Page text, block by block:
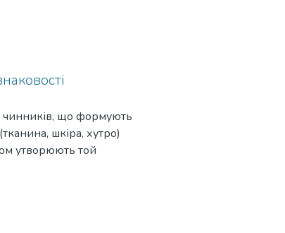
чинників, що формують
шкіра, хутро)
утворюють той